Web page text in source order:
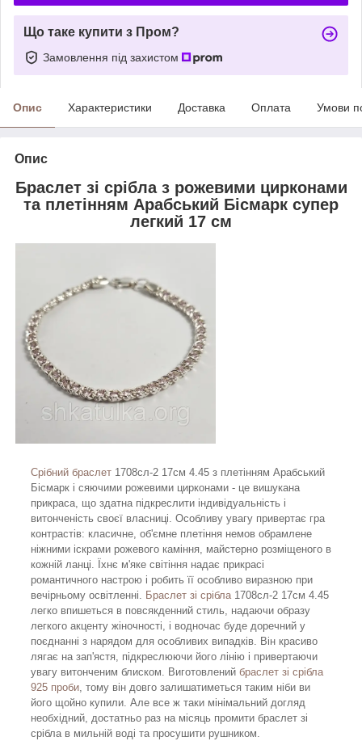
Що таке купити з Пром?
Замовлення під захистом
Опис Характеристики Доставка Оплата Умови
Опис
Браслет зі срібла з рожевими цирконами
та плетінням Арабський Бісмарк супер
легкий 17 см
Срібний браслет 1708сл-2 17см 4.45 з плетінням Арабський
Бісмарк і сяючими рожевими цирконами - це вишукана
прикраса, що здатна підкреслити індивідуальність і
витонченість своєї власниці. Особливу увагу привертає гра
контрастів: класичне, об'ємне плетіння немов обрамлене
ніжними іскрами рожевого каміння, майстерно розміщеного в
кожній ланці. Їхнє м'яке світіння надає прикрасі
романтичного настрою і робить її особливо виразною при
вечірньому освітленні. Браслет зі срібла1708сл-2 17см 4.45
легко впишеться в повсякденний стиль, надаючи образу
легкого акценту жіночності, і водночас буде доречний у
поєднанні з нарядом для особливих випадків. Він красиво
лягає на зап'ястя, підкреслюючи його лінію і привертаючи
увагу витонченим блиском. Виготовлений браслет зі срібла
925 проби, тому він довго залишатиметься таким ніби ви
його щойно купили. Але все ж таки мінімальний догляд
необхідний, достатньо раз на місяць промити браслет зі
срібла в мильній воді та просушити рушником.